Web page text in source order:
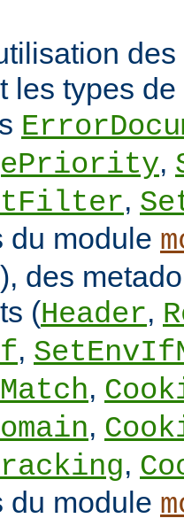
les types
,
,
du module
des
(Header,
,
,
,
,
du module